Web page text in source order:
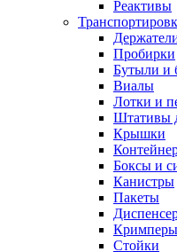
Реактивы
Пробирки
Бутыли и
Виалы
Лотки и
Штативы
Крышки
Боксы и
Канистры
Пакеты
Кримперы
Стойки